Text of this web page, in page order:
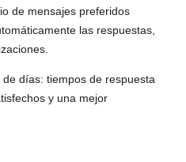
de mensajes preferidos
las respuestas,
días: tiempos de respuesta
y una mejor